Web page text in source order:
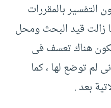
التفسير بالمقررات
ما زالت قيد البحث ومحل
هناك تعسف فى
لم توضع لها ، كما
بعد .‏